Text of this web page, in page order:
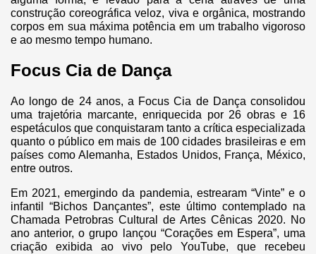
construção coreográfica veloz, viva e orgânica, mostrando
corpos em sua máxima potência em um trabalho vigoroso
e ao mesmo tempo humano.
Focus Cia de Dança
Ao longo de 24 anos, a Focus Cia de Dança consolidou
uma trajetória marcante, enriquecida por 26 obras e 16
espetáculos que conquistaram tanto a crítica especializada
quanto o público em mais de 100 cidades brasileiras e em
países como Alemanha, Estados Unidos, França, México,
entre outros.
Em 2021, emergindo da pandemia, estrearam “Vinte” e o
infantil “Bichos Dançantes”, este último contemplado na
Chamada Petrobras Cultural de Artes Cênicas 2020. No
ano anterior, o grupo lançou “Corações em Espera”, uma
criação exibida ao vivo pelo YouTube, que recebeu